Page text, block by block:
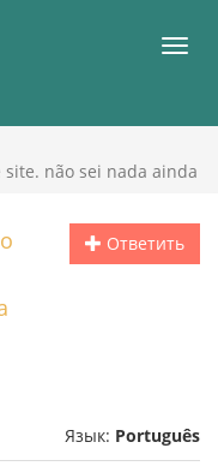
não sei nada ainda
Ответить
Язык: Português